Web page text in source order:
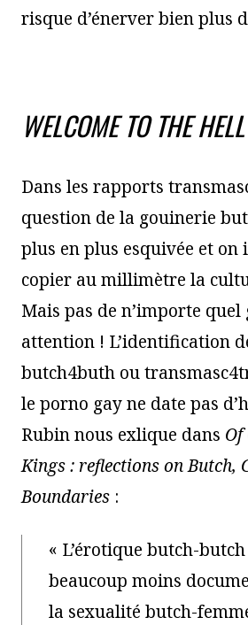
risque d’énerver bien plus
WELCOME TO THE HELL
Dans les rapports
question de la gouinerie
plus en plus esquivée et on
copier au millimètre la
Mais pas de n’importe quel
attention ! L’identification
butch4buth ou
le porno gay ne date pas
Rubin nous exlique dans
Kings : reflections on Butch,
Boundaries :
« L’érotique butch-
beaucoup moins
la sexualité butch-